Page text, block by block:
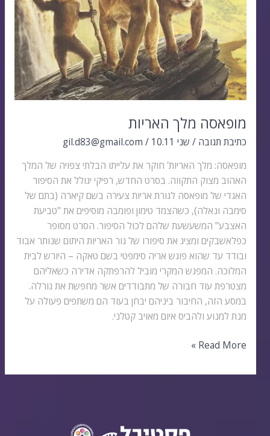
מופאסה מלך האריות
כתיבת תגובה / שני 10.11 /
gil.d83@gmail.com
מופאסה: מלך האריות' חוקר את עלייתו הבלתי צפויה של המלך
האהוב מצוק התקווה. בסרט החדש, רפיקי יגולל את הסיפור
האגדי של מופאסה לגורת אריות צעירה בשם קיארה (בתם של
סימבה ונאלה), כשהצמד טימון ופומבה מוסיפים את "טביעת
האצבע" המשעשעת שלהם לכול הסיפור. הסרט מסופר
כפלאשבקים ומציג את סיפורו של גור האריות היתום שנותר אבוד
ובודד עד שהוא פוגש אריה סימפטי בשם טאקה – היורש לבית
המלוכה. המפגש המקרי מוביל להרפתקה אדירה כשאליהם
מצטרפת עוד חבורה של מתבודדים אשר מחפשת את גורלה.
במסע הזה, החיבור ביניהם יבחן בעוד הם משתפים פעולה על
מנת למנוע ולהביס איום מאויב קטלני.
Read More »